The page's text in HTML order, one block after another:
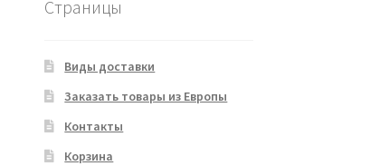
Страницы
Виды доставки
Заказать товары из Европы
Контакты
Корзина